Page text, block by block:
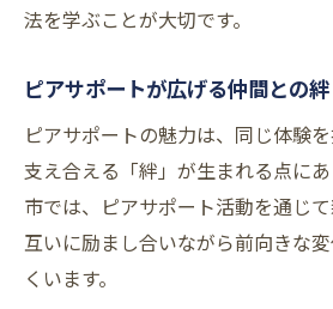
法を学ぶことが大切です。
ピアサポートが広げる仲間との絆
ピアサポートの魅力は、同じ体験を
支え合える「絆」が生まれる点に
市では、ピアサポート活動を通じて
互いに励まし合いながら前向きな
くいます。